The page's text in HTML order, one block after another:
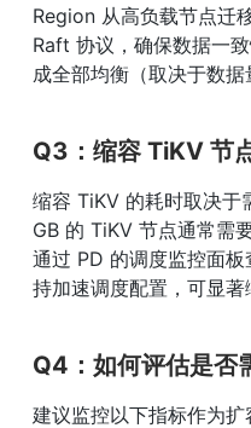
Region 从高负载节点迁
Raft 协议，确保数据一
成全部均衡（取决于数据
Q3：缩容 TiKV 节
缩容 TiKV 的耗时取决
GB 的 TiKV 节点通常需
通过 PD 的调度监控面
持加速调度配置，可显著
Q4：如何评估是否
建议监控以下指标作为